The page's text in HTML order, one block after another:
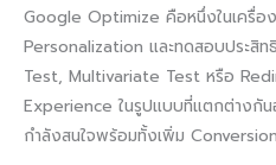
Google Optimize คือหนึ่งในเครื่อ
Personalization และทดสอบประสิท
Test, Multivariate Test หรือ
Experience ในรูปแบบที่แตกต่างกั
กำลังสนใจพร้อมทั้งเพิ่ม